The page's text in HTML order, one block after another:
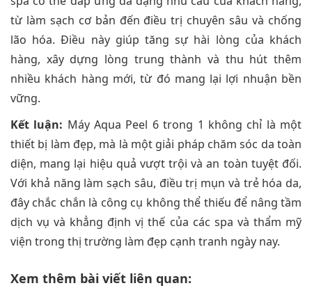
từ làm sạch cơ bản đến điều trị chuyên sâu và chống
lão hóa. Điều này giúp tăng sự hài lòng của khách
hàng, xây dựng lòng trung thành và thu hút thêm
nhiều khách hàng mới, từ đó mang lại lợi nhuận bền
vững.
Kết luận: Máy Aqua Peel 6 trong 1 không chỉ là một
thiết bị làm đẹp, mà là một giải pháp chăm sóc da toàn
diện, mang lại hiệu quả vượt trội và an toàn tuyệt đối.
Với khả năng làm sạch sâu, điều trị mụn và trẻ hóa da,
đây chắc chắn là công cụ không thể thiếu để nâng tầm
dịch vụ và khẳng định vị thế của các spa và thẩm mỹ
viện trong thị trường làm đẹp cạnh tranh ngày nay.
Xem thêm bài viết liên quan: